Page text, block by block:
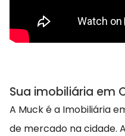
Sua imobiliária em
A Muck é a Imobiliária
de mercado na cidade.